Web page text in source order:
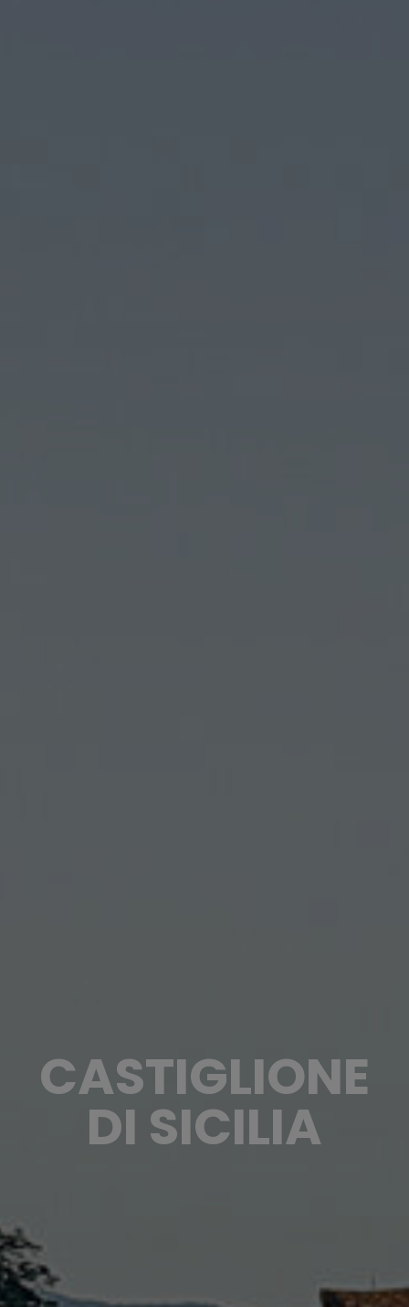
CASTIGLIONE
DI SICILIA